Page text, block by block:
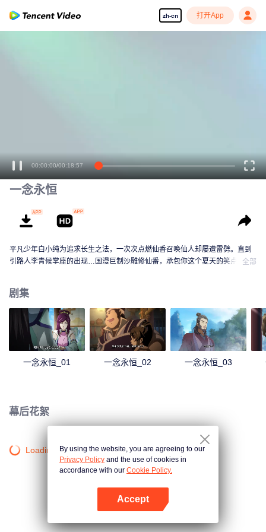
zh-cn 打开App
00:00:00/00:18:57
一念永恒
平凡少年白小纯为追求长生之法，一次次点燃仙香召唤仙人却屡遭雷劈。直到
引路人李青候掌座的出现…国漫巨制沙雕修仙番，承包你这个夏天的笑点！全部
剧集
一念永恒_01 一念永恒_02 一念永恒_03
幕后花絮
Loading…By using the website, you are agreeing to our
Privacy Policy and the use of cookies in
accordance with our Cookie Policy.
Accept